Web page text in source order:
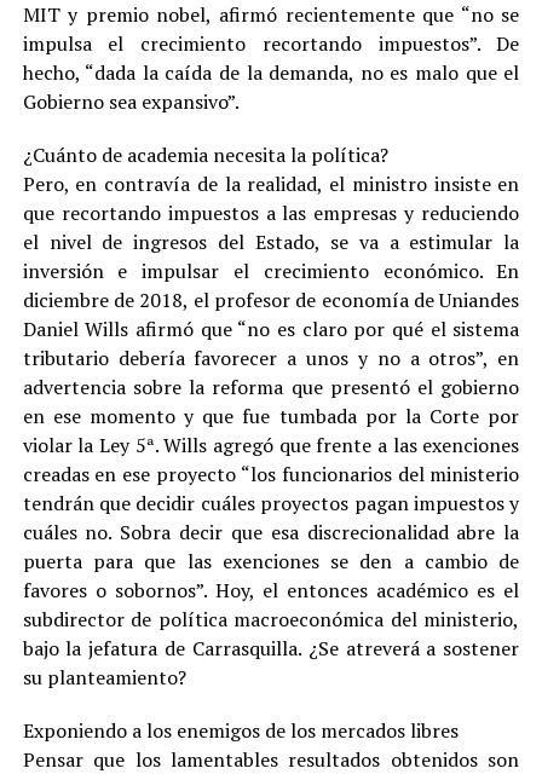
MIT y premio nobel, afirmó recientemente que “no se
impulsa el crecimiento recortando impuestos”. De
hecho, “dada la caída de la demanda, no es malo que el
Gobierno sea expansivo”.
¿Cuánto de academia necesita la política?
Pero, en contravía de la realidad, el ministro insiste en
que recortando impuestos a las empresas y reduciendo
el nivel de ingresos del Estado, se va a estimular la
inversión e impulsar el crecimiento económico. En
diciembre de 2018, el profesor de economía de Uniandes
Daniel Wills afirmó que “no es claro por qué el sistema
tributario debería favorecer a unos y no a otros”, en
advertencia sobre la reforma que presentó el gobierno
en ese momento y que fue tumbada por la Corte por
violar la Ley 5ª. Wills agregó que frente a las exenciones
creadas en ese proyecto “los funcionarios del ministerio
tendrán que decidir cuáles proyectos pagan impuestos y
cuáles no. Sobra decir que esa discrecionalidad abre la
puerta para que las exenciones se den a cambio de
favores o sobornos”. Hoy, el entonces académico es el
subdirector de política macroeconómica del ministerio,
bajo la jefatura de Carrasquilla. ¿Se atreverá a sostener
su planteamiento?
Exponiendo a los enemigos de los mercados libres
Pensar que los lamentables resultados obtenidos son